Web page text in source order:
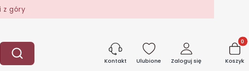
z góry
Szukaj Kontakt Ulubione Zaloguj się Koszyk